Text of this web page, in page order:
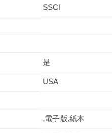
是
USA
,電子版,紙本